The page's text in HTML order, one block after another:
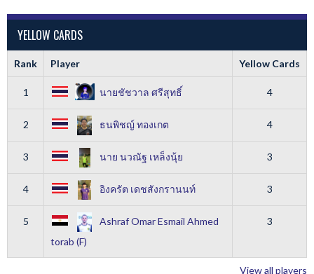
YELLOW CARDS
Rank Player Yellow Cards
1 นายชัชวาล ศรีสุทธิ์ 4
2 ธนพิชญ์ ทองเกต 4
3 นาย นวณัฐ เหล็งนุ้ย 3
4 อิงครัต เดชสังกรานนท์ 3
5
Ashraf Omar Esmail Ahmed
torab (F)
3
View all players